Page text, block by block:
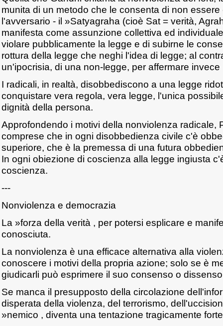
munita di un metodo che le consenta di non
l'avversario - il »Satyagraha (cioè Sat = verità,
manifesta come assunzione collettiva ed
violare pubblicamente la legge e di subirne le
rottura della legge che neghi l'idea di legge; al
un'ipocrisia, di una non-legge, per affermare invece
I radicali, in realtà, disobbediscono a una legge
conquistare vera regola, vera legge, l'unica
dignità della persona.
Approfondendo i motivi della nonviolenza radicale,
comprese che in ogni disobbedienza civile c'è
superiore, che è la premessa di una futura
In ogni obiezione di coscienza alla legge ingiusta
coscienza.
---
Nonviolenza e democrazia
La »forza della verità , per potersi esplicare e
conosciuta.
La nonviolenza è una efficace alternativa alla
conoscere i motivi della propria azione; solo se è
giudicarli può esprimere il suo consenso o
Se manca il presupposto della circolazione
disperata della violenza, del terrorismo,
»nemico , diventa una tentazione tragicamente